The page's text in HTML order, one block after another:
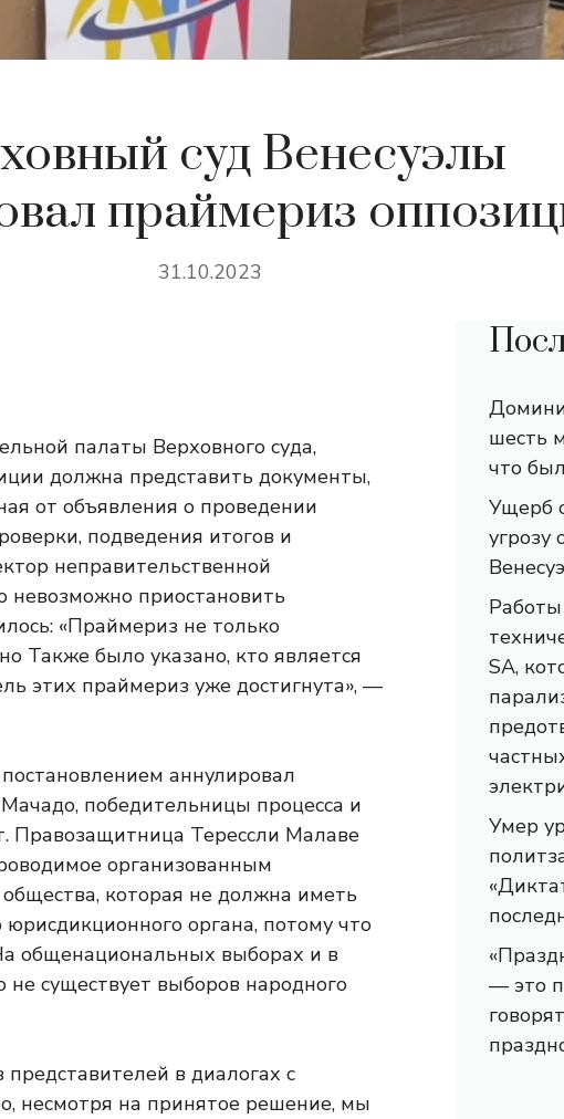
суд Венесуэлы
праймериз
31.10.2023
палаты Верховного суда,
должна представить документы,
от объявления о проведении
подведения итогов и
неправительственной
невозможно приостановить
«Праймериз не только
Также было указано, кто является
этих праймериз уже достигнута», —
аннулировал
победительницы процесса и
Правозащитница Терессли Малаве
организованным
которая не должна иметь
органа, потому что
общенациональных выборах и в
существует выборов народного
в диалогах с
несмотря на принятое решение, мы
шесть
что
Ущерб
угрозу
SA,
Умер
— это